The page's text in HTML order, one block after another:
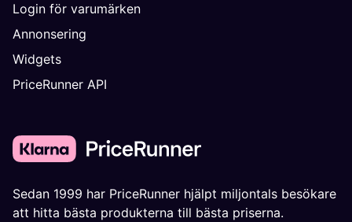
Login för varumärken
Annonsering
Widgets
PriceRunner API
Sedan 1999 har PriceRunner hjälpt miljontals besökare
att hitta bästa produkterna till bästa priserna.